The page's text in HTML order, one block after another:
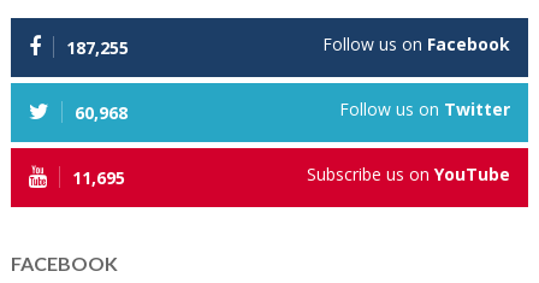
187,255 Follow us on Facebook
60,968 Follow us on Twitter
11,695 Subscribe us onYouTube
FACEBOOK